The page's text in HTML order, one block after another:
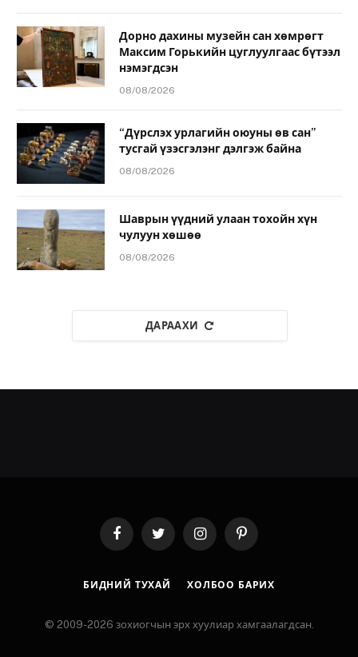
Дорно дахины музейн сан хөмрөгт
Максим Горькийн цуглуулгаас бүтээл
нэмэгдсэн
08/08/2026
“Дүрслэх урлагийн оюуны өв сан”
тусгай үзэсгэлэнг дэлгэж байна
08/08/2026
Шаврын үүдний улаан тохойн хүн
чулуун хөшөө
08/08/2026
ДАРААХИ
FacebookTwitter InstagramPinterest
БИДНИЙ ТУХАЙ ХОЛБОО БАРИХ
© 2009-2026 зохиогчын эрх хуулиар хамгаалагдсан.